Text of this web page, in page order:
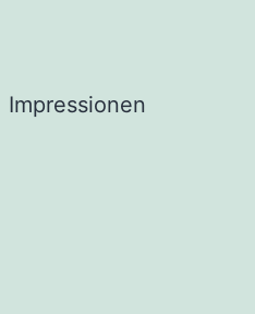
Impressionen